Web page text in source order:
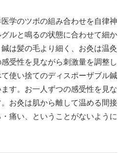
学のツボの組み合わせを自律神
ルと鳴るの状態に合わせて細か
は髪の毛より細く、お灸は温灸
受性を見ながら刺激量を調整し
使い捨てのディスポーザブル鍼
す。お一人ずつの感受性を見な
お灸は肌から離して温める間接
痛い、ということがないように